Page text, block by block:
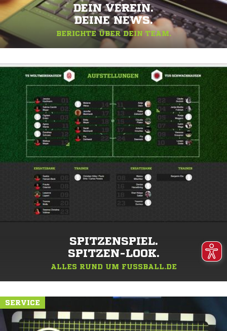
DEIN VEREIN.
DEINE NEWS.
BERICHTE ÜBER DEIN TEAM.
SPITZENSPIEL.
SPITZEN-LOOK.
ALLES RUND UM FUSSBALL.DE
SERVICE